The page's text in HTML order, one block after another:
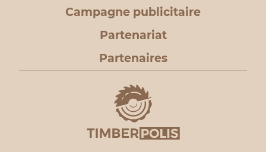
Campagne publicitaire
Partenariat
Partenaires